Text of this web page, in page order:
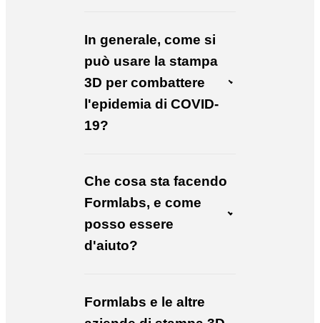
In generale, come si
può usare la stampa
3D per combattere
l'epidemia di COVID-
19?
Che cosa sta facendo
Formlabs, e come
posso essere
d'aiuto?
Formlabs e le altre